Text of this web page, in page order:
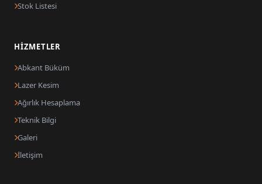
Stok Listesi
HIZMETLER
Abkant Büküm
Lazer Kesim
Ağırlık Hesaplama
Teknik Bilgi
Galeri
İletişim